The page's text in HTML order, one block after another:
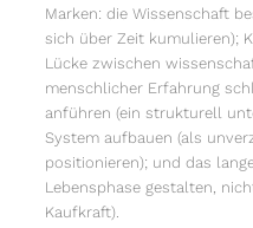
Marken: die Wissenschaft
sich über Zeit kumulieren);
Lücke zwischen
menschlicher Erfahrung
anführen (ein strukturell
System aufbauen (als
positionieren); und das
Lebensphase gestalten,
Kaufkraft).